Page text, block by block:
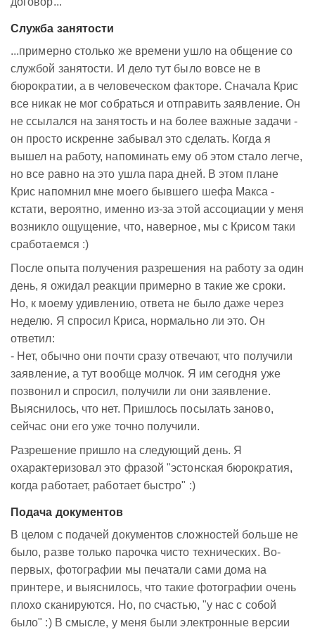
Служба занятости
...примерно столько же времени ушло на общение со
службой занятости. И дело тут было вовсе не в
бюрократии, а в человеческом факторе. Сначала Крис
все никак не мог собраться и отправить заявление. Он
не ссылался на занятость и на более важные задачи -
он просто искренне забывал это сделать. Когда я
вышел на работу, напоминать ему об этом стало легче,
но все равно на это ушла пара дней. В этом плане
Крис напомнил мне моего бывшего шефа Макса -
кстати, вероятно, именно из-за этой ассоциации у меня
возникло ощущение, что, наверное, мы с Крисом таки
сработаемся :)
После опыта получения разрешения на работу за один
день, я ожидал реакции примерно в такие же сроки.
Но, к моему удивлению, ответа не было даже через
неделю. Я спросил Криса, нормально ли это. Он
ответил:
- Нет, обычно они почти сразу отвечают, что получили
заявление, а тут вообще молчок. Я им сегодня уже
позвонил и спросил, получили ли они заявление.
Выяснилось, что нет. Пришлось посылать заново,
сейчас они его уже точно получили.
Разрешение пришло на следующий день. Я
охарактеризовал это фразой "эстонская бюрократия,
когда работает, работает быстро" :)
Подача документов
В целом с подачей документов сложностей больше не
было, разве только парочка чисто технических. Во-
первых, фотографии мы печатали сами дома на
принтере, и выяснилось, что такие фотографии очень
плохо сканируются. Но, по счастью, "у нас с собой
было" :) В смысле, у меня были электронные версии